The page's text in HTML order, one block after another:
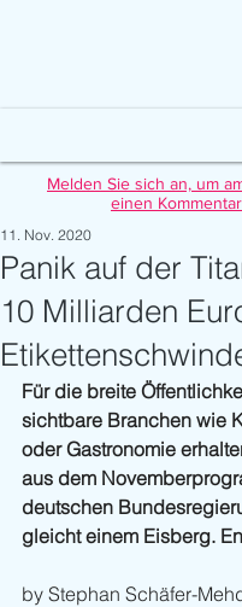
Melden Sie sich an, um
einen
Panik auf der
10 Milliarden
11. Nov. 2020
Für die breite
sichtbare Branchen wie
oder Gastronomie
aus dem
deutschen
gleicht einem Eisberg.
by Stephan Schäfer-